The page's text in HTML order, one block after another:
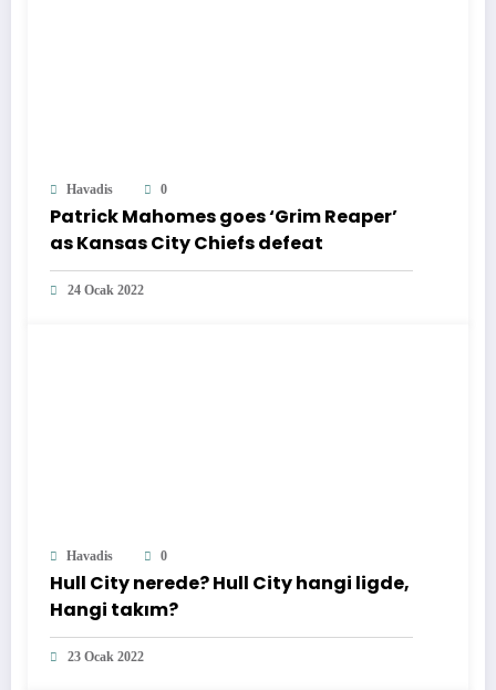
Havadis 0
Patrick Mahomes goes ‘Grim Reaper’
as Kansas City Chiefs defeat
24 Ocak 2022
Havadis 0
Hull City nerede? Hull City hangi ligde,
Hangi takım?
23 Ocak 2022